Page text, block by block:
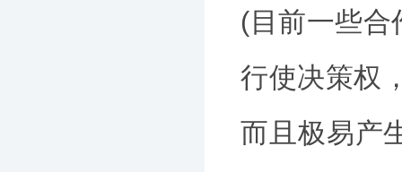
(目前一些合
行使决策权
而且极易产